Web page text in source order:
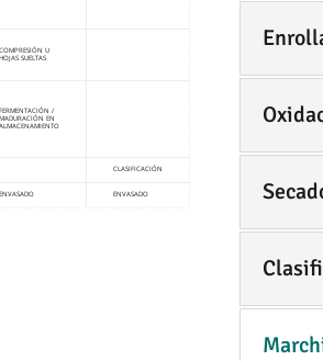
COMPRESIÓN U
HOJAS SUELTAS
FERMENTACIÓN /
MADURACIÓN EN
ALMACENAMIENTO
CLASIFICACIÓN
ENVASADO ENVASADO